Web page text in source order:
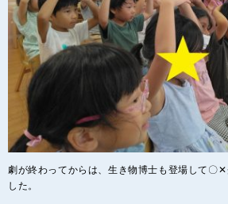
劇が終わってからは、生き物博士も登場して〇
した。